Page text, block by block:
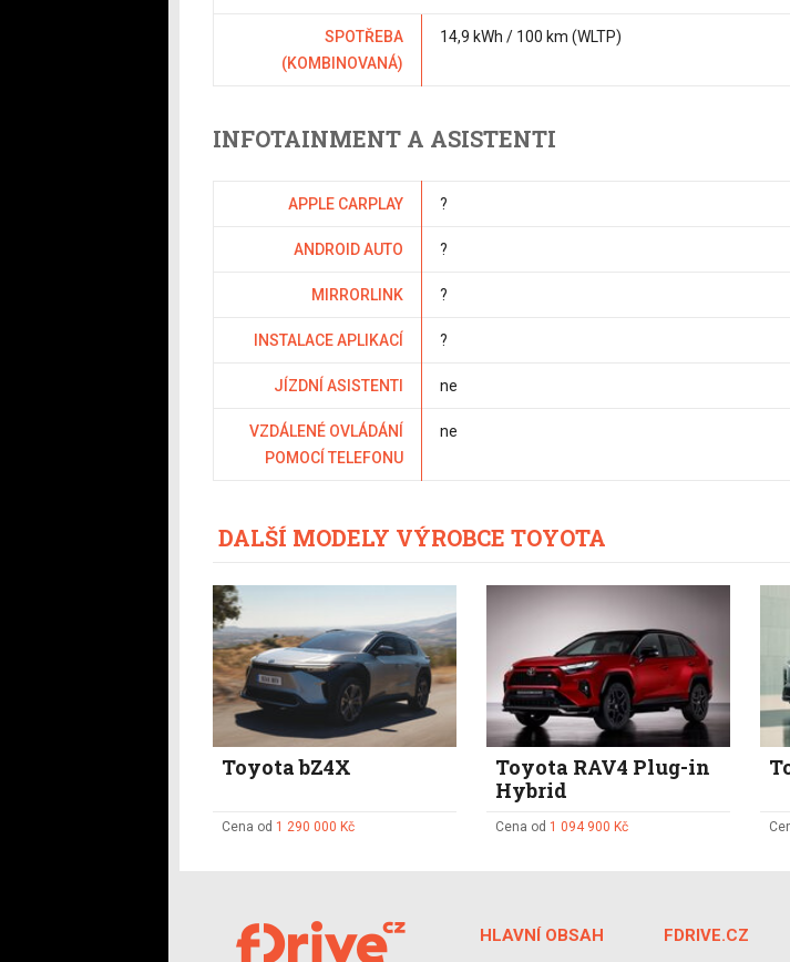
SPOTŘEBA
(KOMBINOVANÁ)
14,9 kWh / 100 km (WLTP)
INFOTAINMENT A ASISTENTI
APPLE CARPLAY ?
ANDROID AUTO ?
MIRRORLINK ?
INSTALACE APLIKACÍ ?
JÍZDNÍ ASISTENTI ne
VZDÁLENÉ OVLÁDÁNÍ
POMOCÍ TELEFONU
ne
DALŠÍ MODELY VÝROBCE TOYOTA
Toyota bZ4X
Cena od 1 290 000 Kč
Toyota RAV4 Plug-in
Hybrid
Cena od 1 094 900 Kč
HLAVNÍ OBSAH FDRIVE.CZ